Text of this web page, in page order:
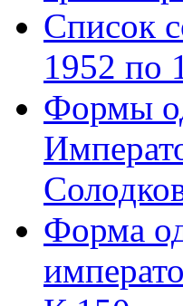
Список
1952 по
Формы
Форма